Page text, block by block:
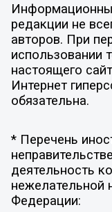
редакции не
авторов. При
использовании
настоящего
Интернет
обязательна.
* Перечень
деятельность
нежелательной
Федерации: